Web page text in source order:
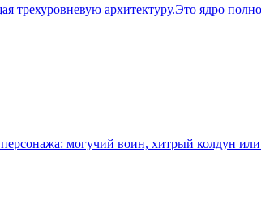
трехуровневую архитектуру.Это ядро
могучий воин, хитрый колдун